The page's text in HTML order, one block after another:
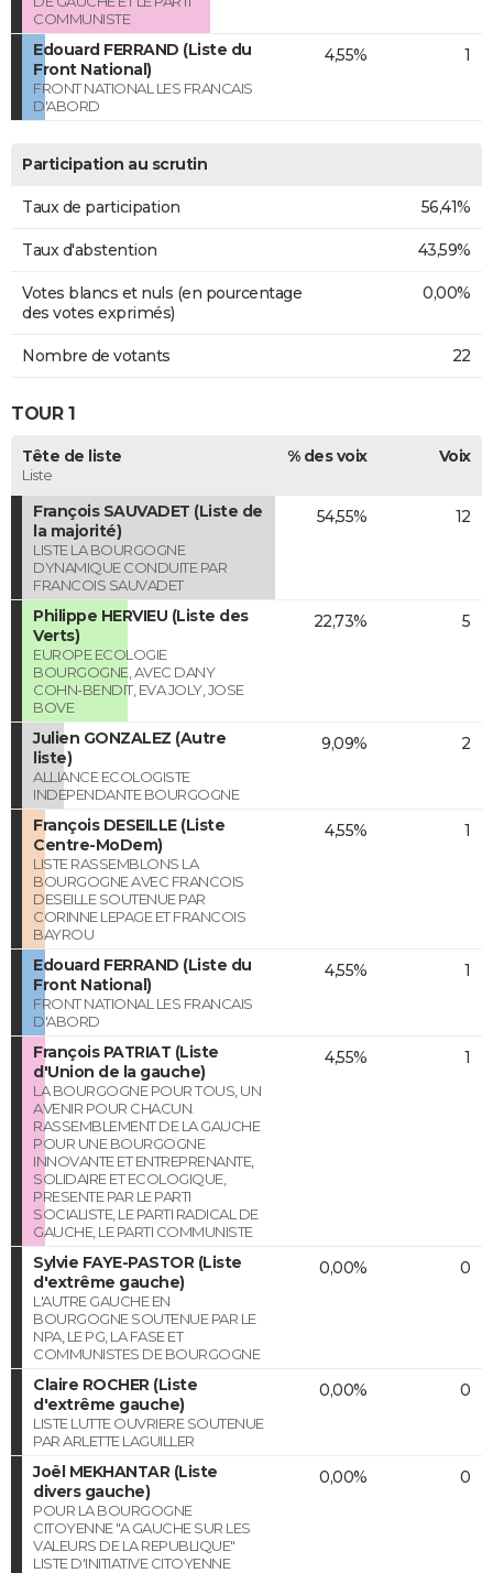
COMMUNISTE
Edouard FERRAND (Liste du
Front National)
FRONT NATIONAL LES FRANCAIS
D'ABORD
4,55% 1
Participation au scrutin
Taux de participation 56,41%
Taux d'abstention 43,59%
Votes blancs et nuls (en pourcentage
des votes exprimés)
0,00%
Nombre de votants 22
TOUR 1
Tête de liste
Liste
% des voix Voix
François SAUVADET (Liste de
la majorité)
LISTE LA BOURGOGNE
DYNAMIQUE CONDUITE PAR
FRANCOIS SAUVADET
54,55% 12
Philippe HERVIEU (Liste des
Verts)
EUROPE ECOLOGIE
BOURGOGNE, AVEC DANY
COHN-BENDIT, EVA JOLY, JOSE
BOVE
22,73% 5
Julien GONZALEZ (Autre
liste)
ALLIANCE ECOLOGISTE
INDEPENDANTE BOURGOGNE
9,09% 2
François DESEILLE (Liste
Centre-MoDem)
LISTE RASSEMBLONS LA
BOURGOGNE AVEC FRANCOIS
DESEILLE SOUTENUE PAR
CORINNE LEPAGE ET FRANCOIS
BAYROU
4,55% 1
Edouard FERRAND (Liste du
Front National)
FRONT NATIONAL LES FRANCAIS
D'ABORD
4,55% 1
François PATRIAT (Liste
d'Union de la gauche)
LA BOURGOGNE POUR TOUS, UN
AVENIR POUR CHACUN.
RASSEMBLEMENT DE LA GAUCHE
POUR UNE BOURGOGNE
INNOVANTE ET ENTREPRENANTE,
SOLIDAIRE ET ECOLOGIQUE,
PRESENTE PAR LE PARTI
SOCIALISTE, LE PARTI RADICAL DE
GAUCHE, LE PARTI COMMUNISTE
4,55% 1
Sylvie FAYE-PASTOR (Liste
d'extrême gauche)
L'AUTRE GAUCHE EN
BOURGOGNE SOUTENUE PAR LE
NPA, LE PG, LA FASE ET
COMMUNISTES DE BOURGOGNE
0,00% 0
Claire ROCHER (Liste
d'extrême gauche)
LISTE LUTTE OUVRIERE SOUTENUE
PAR ARLETTE LAGUILLER
0,00% 0
Joël MEKHANTAR (Liste
divers gauche)
POUR LA BOURGOGNE
CITOYENNE "A GAUCHE SUR LES
VALEURS DE LA REPUBLIQUE"
LISTE D'INITIATIVE CITOYENNE
0,00% 0